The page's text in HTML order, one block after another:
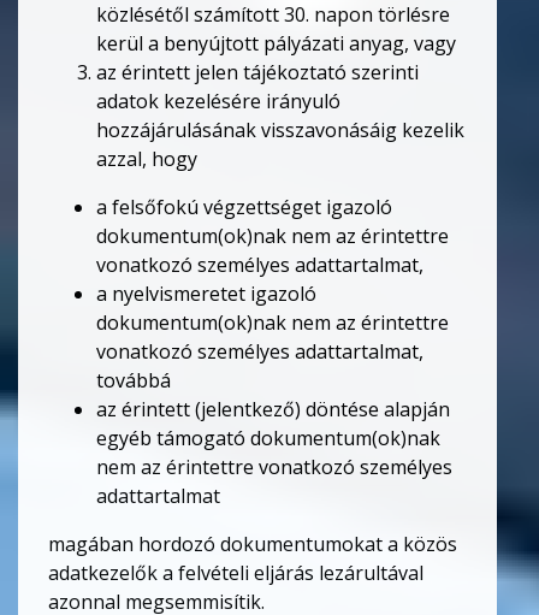
közlésétől számított 30. napon törlésre
kerül a benyújtott pályázati anyag, vagy
az érintett jelen tájékoztató szerinti
adatok kezelésére irányuló
hozzájárulásának visszavonásáig kezelik
azzal, hogy
a felsőfokú végzettséget igazoló
dokumentum(ok)nak nem az érintettre
vonatkozó személyes adattartalmat,
a nyelvismeretet igazoló
dokumentum(ok)nak nem az érintettre
vonatkozó személyes adattartalmat,
továbbá
az érintett (jelentkező) döntése alapján
egyéb támogató dokumentum(ok)nak
nem az érintettre vonatkozó személyes
adattartalmat
magában hordozó dokumentumokat a közös
adatkezelők a felvételi eljárás lezárultával
azonnal megsemmisítik.